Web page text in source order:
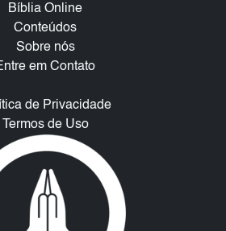
Bíblia Online
Conteúdos
Sobre nós
em Contato
de Privacidade
Termos de Uso